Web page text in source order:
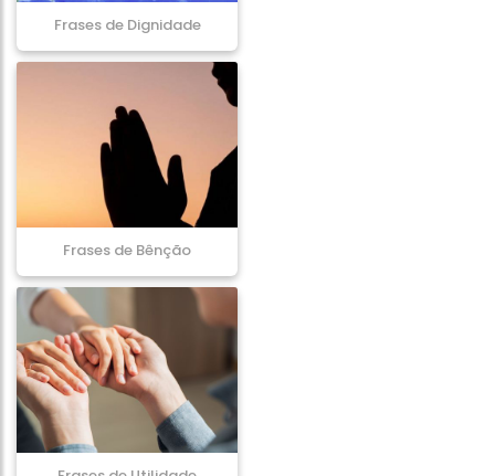
Frases de Dignidade
Frases de Bênção